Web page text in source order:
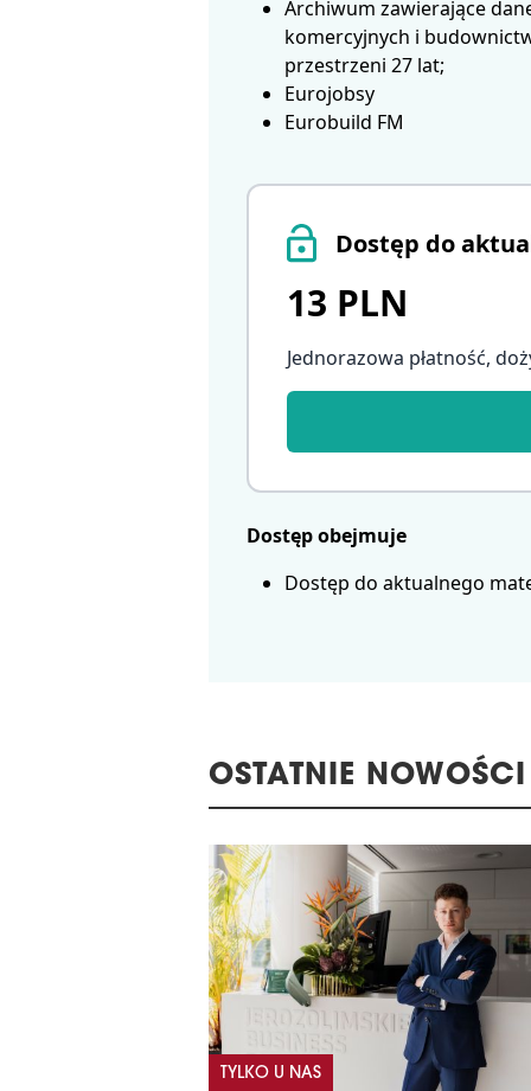
Dostęp do
13 PLN
Jednorazowa płatność,
Dostęp obejmuje
Dostęp do aktualnego
Archiwum zawierające
komercyjnych i
przestrzeni 27 lat;
Eurojobsy
Eurobuild FM
OSTATNIE NOWOŚCI
TYLKO U NAS